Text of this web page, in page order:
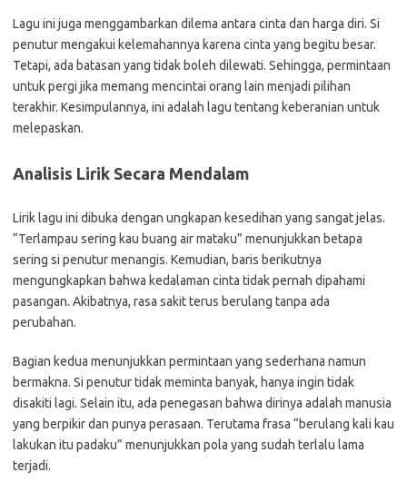
Lagu ini juga menggambarkan dilema antara cinta dan harga diri. Si
penutur mengakui kelemahannya karena cinta yang begitu besar.
Tetapi, ada batasan yang tidak boleh dilewati. Sehingga, permintaan
untuk pergi jika memang mencintai orang lain menjadi pilihan
terakhir. Kesimpulannya, ini adalah lagu tentang keberanian untuk
melepaskan.
Analisis Lirik Secara Mendalam
Lirik lagu ini dibuka dengan ungkapan kesedihan yang sangat jelas.
“Terlampau sering kau buang air mataku” menunjukkan betapa
sering si penutur menangis. Kemudian, baris berikutnya
mengungkapkan bahwa kedalaman cinta tidak pernah dipahami
pasangan. Akibatnya, rasa sakit terus berulang tanpa ada
perubahan.
Bagian kedua menunjukkan permintaan yang sederhana namun
bermakna. Si penutur tidak meminta banyak, hanya ingin tidak
disakiti lagi. Selain itu, ada penegasan bahwa dirinya adalah manusia
yang berpikir dan punya perasaan. Terutama frasa “berulang kali kau
lakukan itu padaku” menunjukkan pola yang sudah terlalu lama
terjadi.